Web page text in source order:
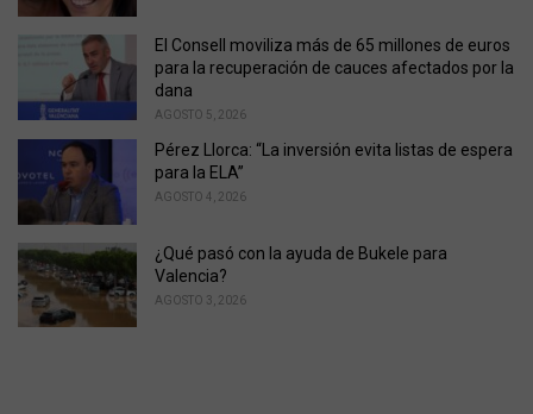
El Consell moviliza más de 65 millones de euros
para la recuperación de cauces afectados por la
dana
AGOSTO 5, 2026
Pérez Llorca: “La inversión evita listas de espera
para la ELA”
AGOSTO 4, 2026
¿Qué pasó con la ayuda de Bukele para
Valencia?
AGOSTO 3, 2026